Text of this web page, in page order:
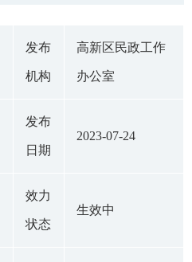
发布
机构
高新区民政工作
办公室
发布
日期
2023-07-24
效力
状态
生效中